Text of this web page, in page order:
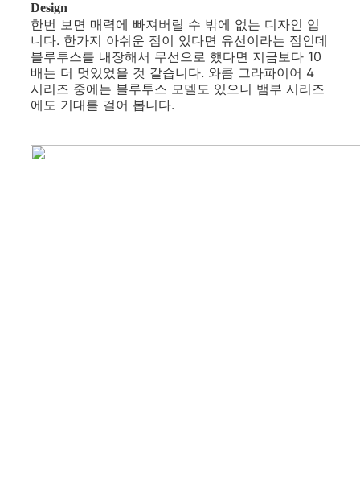
Design
한번 보면 매력에 빠져버릴 수 밖에 없는 디자인 입
니다. 한가지 아쉬운 점이 있다면 유선이라는 점인데
블루투스를 내장해서 무선으로 했다면 지금보다 10
배는 더 멋있었을 것 같습니다. 와콤 그라파이어 4
시리즈 중에는 블루투스 모델도 있으니 뱀부 시리즈
에도 기대를 걸어 봅니다.